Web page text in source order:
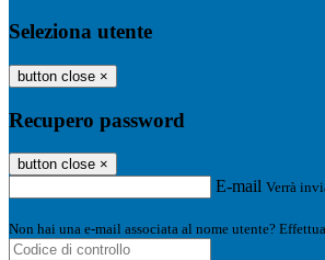
Seleziona utente
button close ×
Recupero password
button close ×
E-mail Verrà
Non hai una e-mail associata al nome utente?